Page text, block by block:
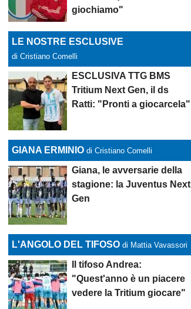
giochiamo"
LE NOSTRE ESCLUSIVE
di Cristiano Comelli
ESCLUSIVA TTG BMS
Tritium Next Gen, il ds
Ratti: "Pronti a giocarcela"
GIANA ERMINIO di Cristiano Comelli
Giana, le avversarie della
stagione: la Juventus Next
Gen
L'ANGOLO DEL TIFOSO di Mattia Vavassori
Il tifoso Andrea:
"Quest'anno è un piacere
vedere la Tritium giocare"